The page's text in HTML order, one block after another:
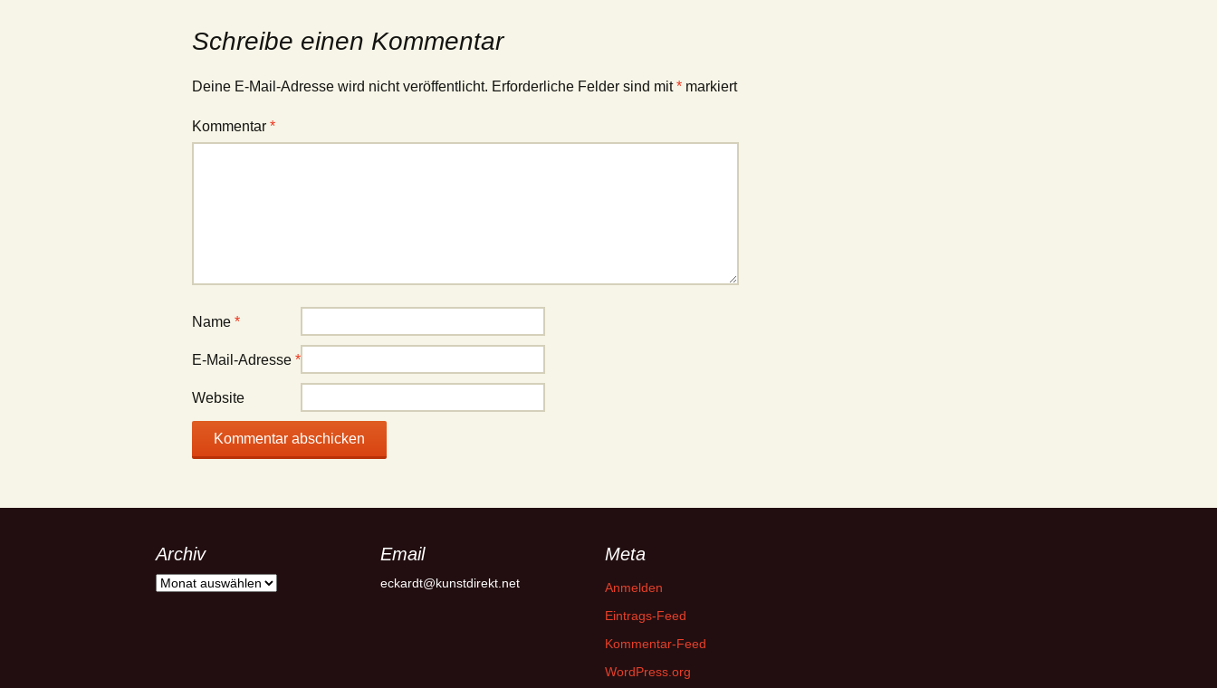
Schreibe einen Kommentar
Deine E-Mail-Adresse wird nicht veröffentlicht. Erforderliche Felder sind mit* markiert
Kommentar *
Name *
E-Mail-Adresse *
Website
Archiv
Archiv
Email
eckardt@kunstdirekt.net
Meta
Anmelden
Eintrags-Feed
Kommentar-Feed
WordPress.org